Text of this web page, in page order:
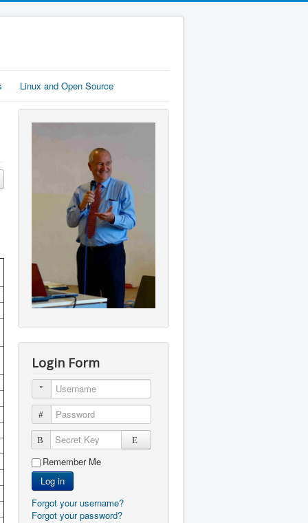
Linux and Open Source
Login Form
Username
Password
Secret Key
Remember Me
Log in
Forgot your username?
Forgot your password?